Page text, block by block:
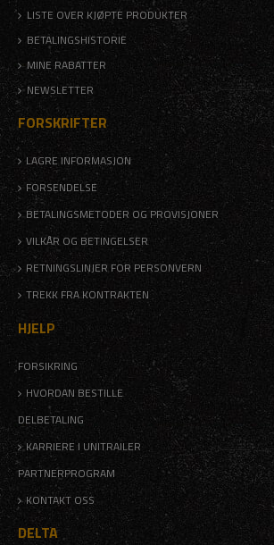
LISTE OVER KJØPTE PRODUKTER
BETALINGSHISTORIE
MINE RABATTER
NEWSLETTER
FORSKRIFTER
LAGRE INFORMASJON
FORSENDELSE
BETALINGSMETODER OG PROVISJONER
VILKÅR OG BETINGELSER
RETNINGSLINJER FOR PERSONVERN
TREKK FRA KONTRAKTEN
HJELP
FORSIKRING
HVORDAN BESTILLE
DELBETALING
KARRIERE I UNITRAILER
PARTNERPROGRAM
KONTAKT OSS
DELTA